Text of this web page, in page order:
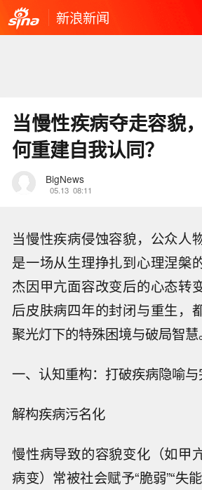
新浪新闻
当慢性疾病夺走容貌
何重建自我认同？
BigNews
05.13 08:11
当慢性疾病侵蚀容貌，公众人
是一场从生理挣扎到心理涅槃
杰因甲亢面容改变后的心态转
后皮肤病四年的封闭与重生，
聚光灯下的特殊困境与破局智慧
一、认知重构：打破疾病隐喻
解构疾病污名化
慢性病导致的容貌变化（如甲
病变）常被社会赋予“脆弱”“失